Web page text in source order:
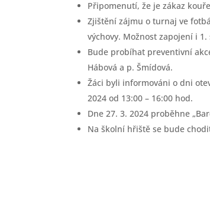
Připomenutí, že je zákaz
Zjištění zájmu o turnaj ve
výchovy. Možnost zapojení i
Bude probíhat preventivní
Hábová a p. Šmídová.
Žáci byli informováni o dni
2024 od 13:00 – 16:00 hod.
Dne 27. 3. 2024 proběhne
Na školní hřiště se bude